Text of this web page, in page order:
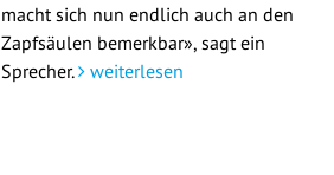
macht sich nun endlich auch an den
Zapfsäulen bemerkbar», sagt ein
Sprecher. weiterlesen